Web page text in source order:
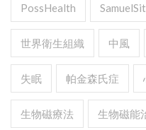
PossHealth SamuelSit
世界衛生組織 中風
失眠 帕金森氏症
生物磁療法 生物磁能